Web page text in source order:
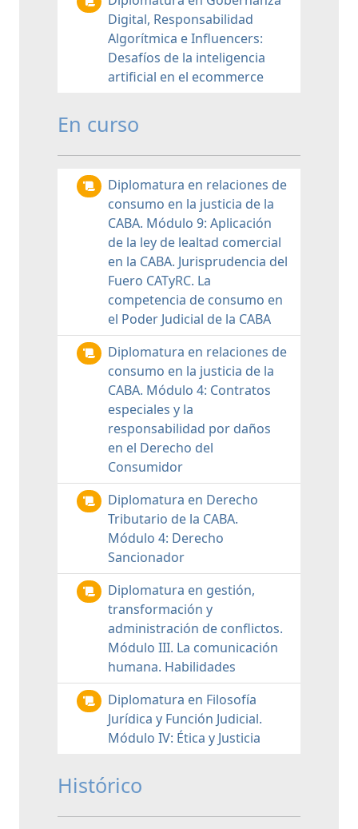
Digital, Responsabilidad
Algorítmica e Influencers:
Desafíos de la inteligencia
artificial en el ecommerce
En curso
Diplomatura en relaciones de
consumo en la justicia de la
CABA. Módulo 9: Aplicación
de la ley de lealtad comercial
en la CABA. Jurisprudencia del
Fuero CATyRC. La
competencia de consumo en
el Poder Judicial de la CABA
Diplomatura en relaciones de
consumo en la justicia de la
CABA. Módulo 4: Contratos
especiales y la
responsabilidad por daños
en el Derecho del
Consumidor
Diplomatura en Derecho
Tributario de la CABA.
Módulo 4: Derecho
Sancionador
Diplomatura en gestión,
transformación y
administración de conflictos.
Módulo III. La comunicación
humana. Habilidades
Diplomatura en Filosofía
Jurídica y Función Judicial.
Módulo IV: Ética y Justicia
Histórico